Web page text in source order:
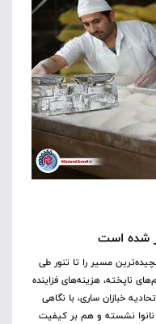
شده است
مسیر را تا تنور طی
ناپخته، هزینه‌های فزاینده
خبازان ساری، با نگاهی
نشسته و هم بر کیفیت